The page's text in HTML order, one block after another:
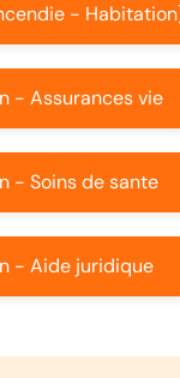
-
- Assurances vie
- Soins de sante
- Aide juridique